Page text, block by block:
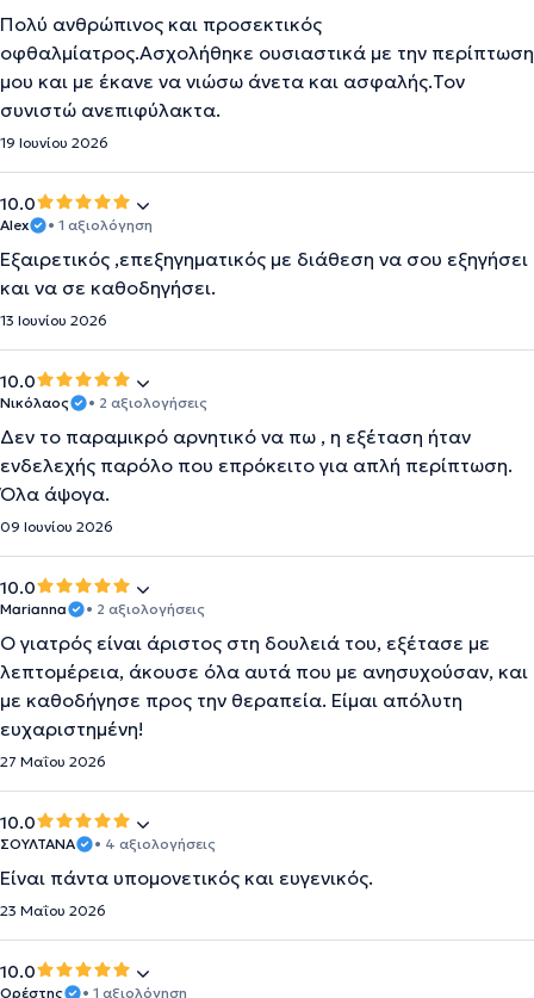
Πολύ ανθρώπινος και προσεκτικός
οφθαλμίατρος.Ασχολήθηκε ουσιαστικά με την περίπτωση
μου και με έκανε να νιώσω άνετα και ασφαλής.Τον
συνιστώ ανεπιφύλακτα.
19 Ιουνίου 2026
10.0
Alex • 1 αξιολόγηση
Εξαιρετικός ,επεξηγηματικός με διάθεση να σου εξηγήσει
και να σε καθοδηγήσει.
13 Ιουνίου 2026
10.0
Νικόλαος • 2 αξιολογήσεις
Δεν το παραμικρό αρνητικό να πω , η εξέταση ήταν
ενδελεχής παρόλο που επρόκειτο για απλή περίπτωση.
Όλα άψογα.
09 Ιουνίου 2026
10.0
Marianna • 2 αξιολογήσεις
Ο γιατρός είναι άριστος στη δουλειά του, εξέτασε με
λεπτομέρεια, άκουσε όλα αυτά που με ανησυχούσαν, και
με καθοδήγησε προς την θεραπεία. Είμαι απόλυτη
ευχαριστημένη!
27 Μαΐου 2026
10.0
ΣΟΥΛΤΑΝΑ • 4 αξιολογήσεις
Είναι πάντα υπομονετικός και ευγενικός.
23 Μαΐου 2026
10.0
Ορέστης • 1 αξιολόγηση